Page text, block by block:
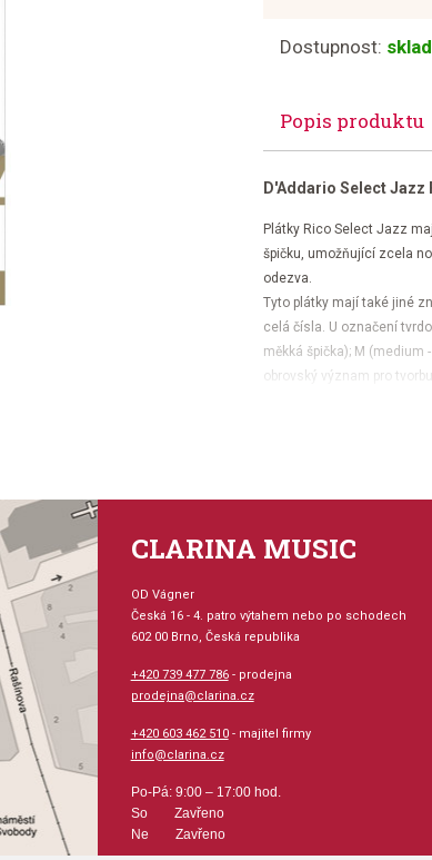
Dostupnost:
Popis produktu
D'Addario Select
Plátky Rico Select Jazz
špičku, umožňující zcela
odezva.
Tyto plátky mají také jiné
celá čísla. U označení
měkká špička); M (medium
obrovský význam pro
výběrové dřevo pro
CLARINA MUSIC
OD Vágner
Česká 16 - 4. patro výtahem nebo po schodech
602 00 Brno, Česká republika
+420 739 477 786- prodejna
prodejna@clarina.cz
+420 603 462 510- majitel firmy
info@clarina.cz
Po-Pá: 9:00 – 17:00 hod.
So Zavřeno
Ne Zavřeno